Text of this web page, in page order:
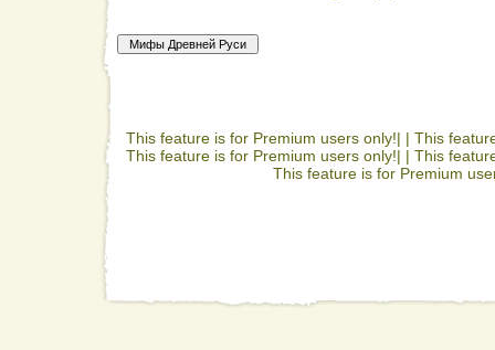
This feature is for Premium users only!| | This
This feature is for Premium users only!| | This
This feature is for Premium